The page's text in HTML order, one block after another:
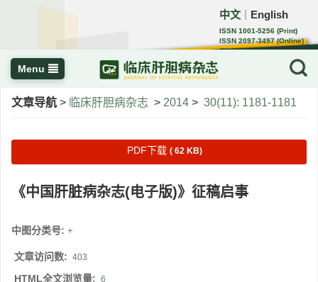
中文 English
ISSN 1001-5256 (Print)
ISSN 2097-3497 (Online)
CN 22-1108/R
Menu
文章导航 > 临床肝胆病杂志 > 2014 > 30(11): 1181-1181
PDF下载 ( 62 KB)
《中国肝脏病杂志(电子版)》征稿启事
中图分类号: +
文章访问数: 403
HTML全文浏览量: 6